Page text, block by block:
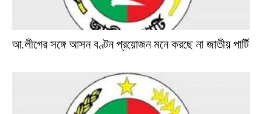
আ.লীগের সঙ্গে আসন বণ্টন প্রয়োজন মনে করছে না জাতীয় পার্টি